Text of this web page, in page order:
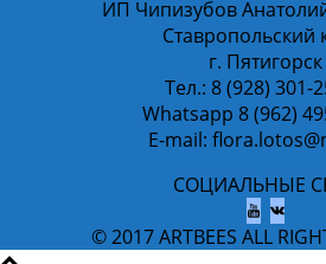
ИП Чипизубов
Ставропольский
г. Пятигорск
Тел.: 8 (928) 301-
Whatsapp 8 (962)
E-mail:
СОЦИАЛЬНЫЕ
© 2017 ARTBEES ALL